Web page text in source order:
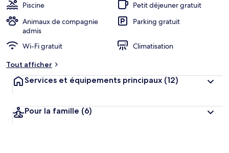
Piscine
Petit déjeuner gratuit
Animaux de compagnie
admis
Parking gratuit
Wi-Fi gratuit
Climatisation
Tout afficher
Services et équipements principaux (12)
Pour la famille (6)